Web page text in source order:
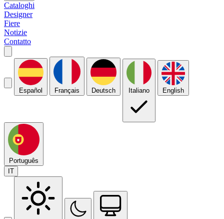
Cataloghi
Designer
Fiere
Notizie
Contatto
Español Français Deutsch Italiano English
Português
IT